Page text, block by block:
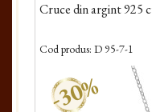
Cruce din argint 925
Cod produs: D 95-7-1
-30%